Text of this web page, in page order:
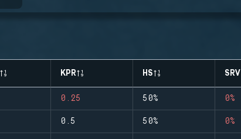
KPR HS SRV
0.25 50% 0%
0.5 50% 0%